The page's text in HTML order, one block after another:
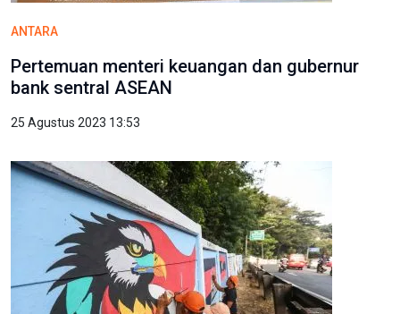
ANTARA
Pertemuan menteri keuangan dan gubernur
bank sentral ASEAN
25 Agustus 2023 13:53